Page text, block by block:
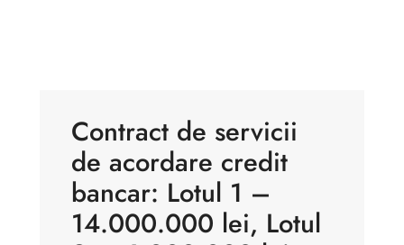
Contract de servicii
de acordare credit
bancar: Lotul 1 –
14.000.000 lei, Lotul